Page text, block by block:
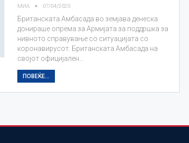
МИА 07/04/2020
Британската Амбасада во земјава денеска
донираше опрема за Армијата за поддршка за
нивното справување со ситуацијата со
коронавирусот. Британската Амбасада на
својот официјален…
ПОВЕЌЕ...